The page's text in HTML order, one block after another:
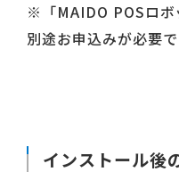
※「MAIDO POSロボ
別途お申込みが必要で
インストール後